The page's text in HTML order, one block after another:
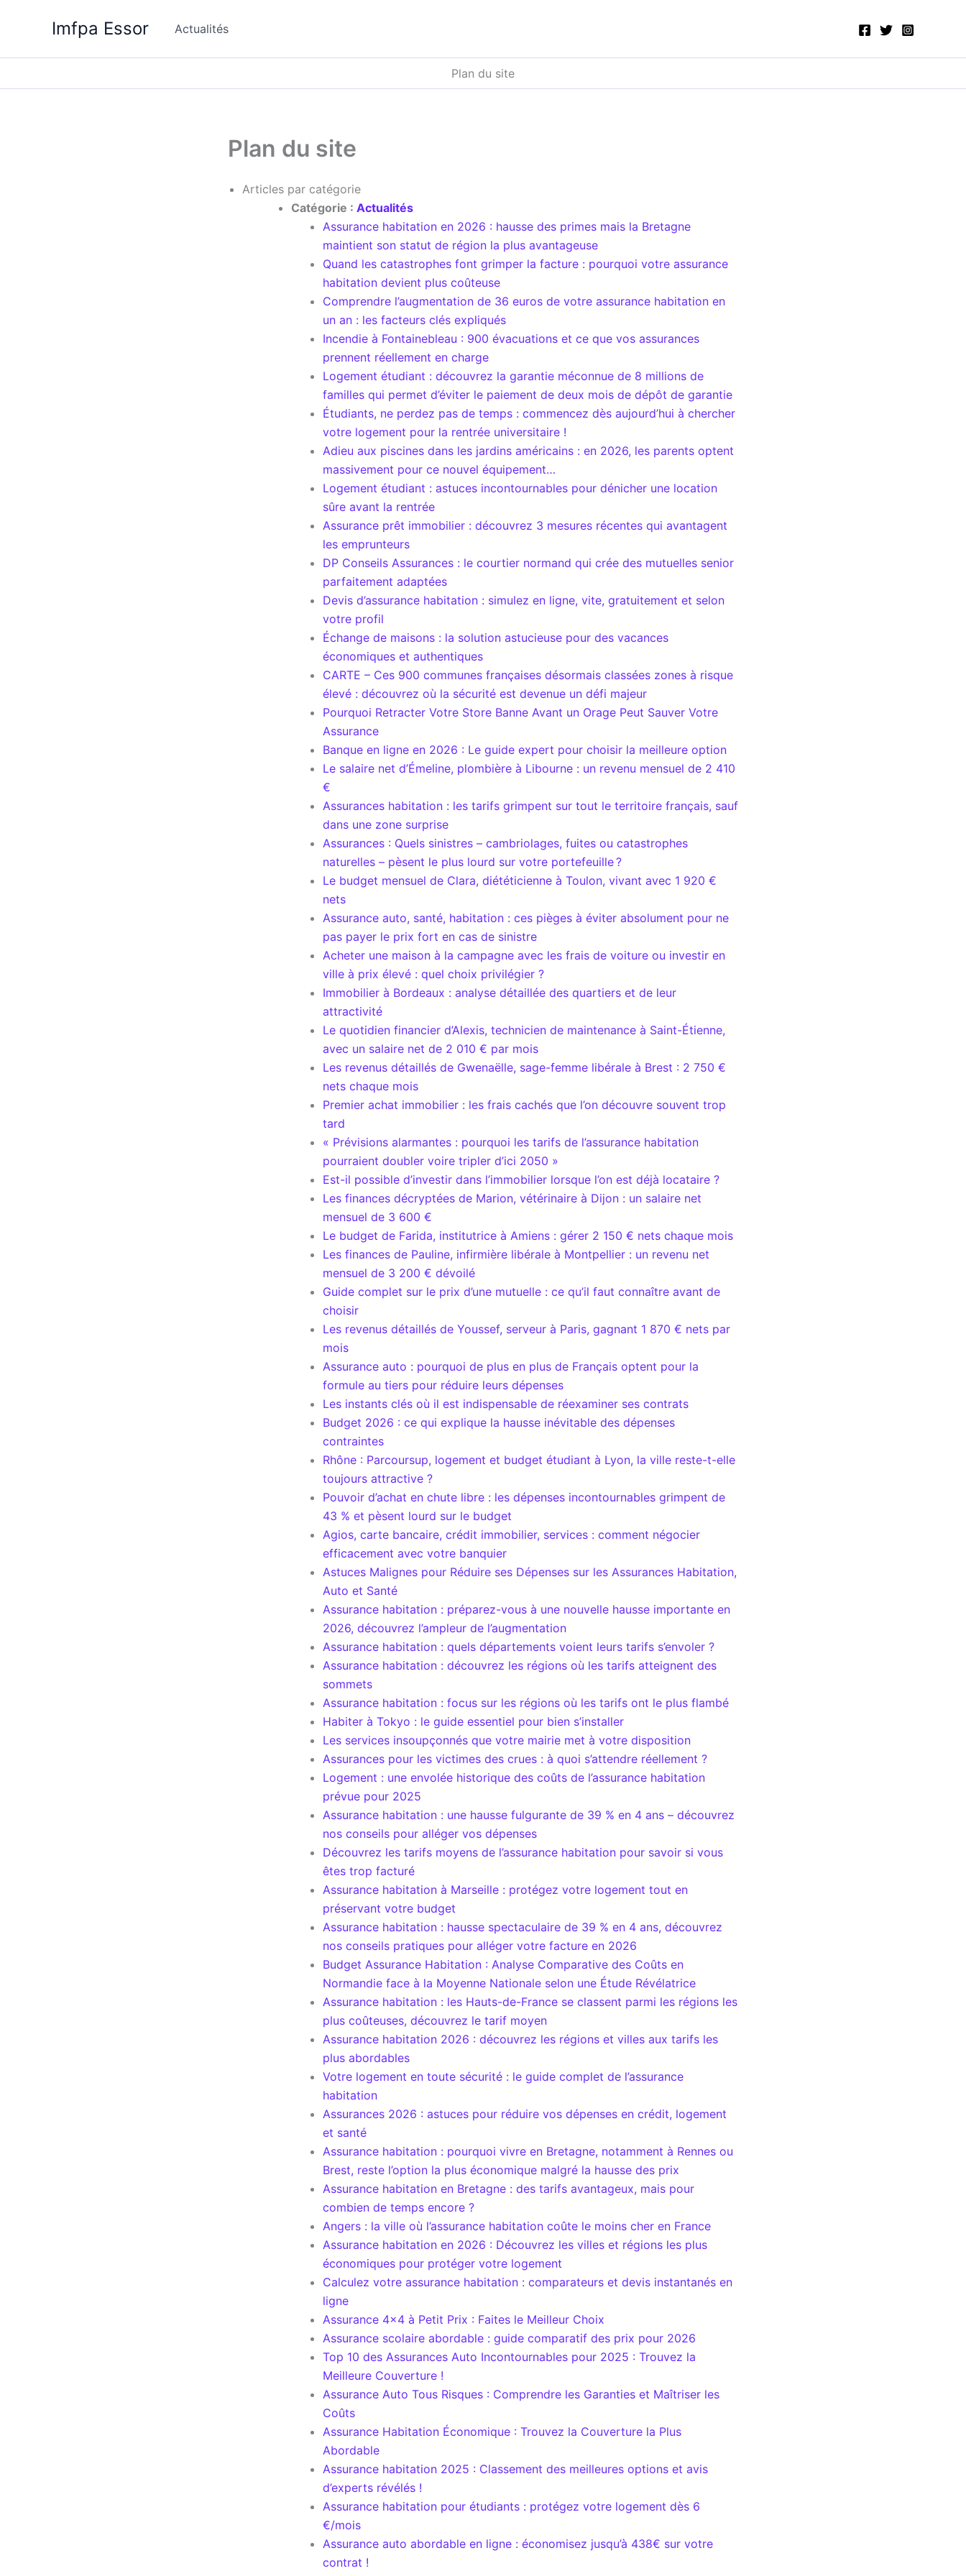
Imfpa Essor Actualités
Plan du site
Plan du site
Articles par catégorie
Catégorie : Actualités
Assurance habitation en 2026 : hausse des primes mais la Bretagne
maintient son statut de région la plus avantageuse
Quand les catastrophes font grimper la facture : pourquoi votre assurance
habitation devient plus coûteuse
Comprendre l’augmentation de 36 euros de votre assurance habitation en
un an : les facteurs clés expliqués
Incendie à Fontainebleau : 900 évacuations et ce que vos assurances
prennent réellement en charge
Logement étudiant : découvrez la garantie méconnue de 8 millions de
familles qui permet d’éviter le paiement de deux mois de dépôt de garantie
Étudiants, ne perdez pas de temps : commencez dès aujourd’hui à chercher
votre logement pour la rentrée universitaire !
Adieu aux piscines dans les jardins américains : en 2026, les parents optent
massivement pour ce nouvel équipement…
Logement étudiant : astuces incontournables pour dénicher une location
sûre avant la rentrée
Assurance prêt immobilier : découvrez 3 mesures récentes qui avantagent
les emprunteurs
DP Conseils Assurances : le courtier normand qui crée des mutuelles senior
parfaitement adaptées
Devis d’assurance habitation : simulez en ligne, vite, gratuitement et selon
votre profil
Échange de maisons : la solution astucieuse pour des vacances
économiques et authentiques
CARTE – Ces 900 communes françaises désormais classées zones à risque
élevé : découvrez où la sécurité est devenue un défi majeur
Pourquoi Retracter Votre Store Banne Avant un Orage Peut Sauver Votre
Assurance
Banque en ligne en 2026 : Le guide expert pour choisir la meilleure option
Le salaire net d’Émeline, plombière à Libourne : un revenu mensuel de 2 410
€
Assurances habitation : les tarifs grimpent sur tout le territoire français, sauf
dans une zone surprise
Assurances : Quels sinistres – cambriolages, fuites ou catastrophes
naturelles – pèsent le plus lourd sur votre portefeuille ?
Le budget mensuel de Clara, diététicienne à Toulon, vivant avec 1 920 €
nets
Assurance auto, santé, habitation : ces pièges à éviter absolument pour ne
pas payer le prix fort en cas de sinistre
Acheter une maison à la campagne avec les frais de voiture ou investir en
ville à prix élevé : quel choix privilégier ?
Immobilier à Bordeaux : analyse détaillée des quartiers et de leur
attractivité
Le quotidien financier d’Alexis, technicien de maintenance à Saint-Étienne,
avec un salaire net de 2 010 € par mois
Les revenus détaillés de Gwenaëlle, sage-femme libérale à Brest : 2 750 €
nets chaque mois
Premier achat immobilier : les frais cachés que l’on découvre souvent trop
tard
« Prévisions alarmantes : pourquoi les tarifs de l’assurance habitation
pourraient doubler voire tripler d’ici 2050 »
Est-il possible d’investir dans l’immobilier lorsque l’on est déjà locataire ?
Les finances décryptées de Marion, vétérinaire à Dijon : un salaire net
mensuel de 3 600 €
Le budget de Farida, institutrice à Amiens : gérer 2 150 € nets chaque mois
Les finances de Pauline, infirmière libérale à Montpellier : un revenu net
mensuel de 3 200 € dévoilé
Guide complet sur le prix d’une mutuelle : ce qu’il faut connaître avant de
choisir
Les revenus détaillés de Youssef, serveur à Paris, gagnant 1 870 € nets par
mois
Assurance auto : pourquoi de plus en plus de Français optent pour la
formule au tiers pour réduire leurs dépenses
Les instants clés où il est indispensable de réexaminer ses contrats
Budget 2026 : ce qui explique la hausse inévitable des dépenses
contraintes
Rhône : Parcoursup, logement et budget étudiant à Lyon, la ville reste-t-elle
toujours attractive ?
Pouvoir d’achat en chute libre : les dépenses incontournables grimpent de
43 % et pèsent lourd sur le budget
Agios, carte bancaire, crédit immobilier, services : comment négocier
efficacement avec votre banquier
Astuces Malignes pour Réduire ses Dépenses sur les Assurances Habitation,
Auto et Santé
Assurance habitation : préparez-vous à une nouvelle hausse importante en
2026, découvrez l’ampleur de l’augmentation
Assurance habitation : quels départements voient leurs tarifs s’envoler ?
Assurance habitation : découvrez les régions où les tarifs atteignent des
sommets
Assurance habitation : focus sur les régions où les tarifs ont le plus flambé
Habiter à Tokyo : le guide essentiel pour bien s’installer
Les services insoupçonnés que votre mairie met à votre disposition
Assurances pour les victimes des crues : à quoi s’attendre réellement ?
Logement : une envolée historique des coûts de l’assurance habitation
prévue pour 2025
Assurance habitation : une hausse fulgurante de 39 % en 4 ans – découvrez
nos conseils pour alléger vos dépenses
Découvrez les tarifs moyens de l’assurance habitation pour savoir si vous
êtes trop facturé
Assurance habitation à Marseille : protégez votre logement tout en
préservant votre budget
Assurance habitation : hausse spectaculaire de 39 % en 4 ans, découvrez
nos conseils pratiques pour alléger votre facture en 2026
Budget Assurance Habitation : Analyse Comparative des Coûts en
Normandie face à la Moyenne Nationale selon une Étude Révélatrice
Assurance habitation : les Hauts-de-France se classent parmi les régions les
plus coûteuses, découvrez le tarif moyen
Assurance habitation 2026 : découvrez les régions et villes aux tarifs les
plus abordables
Votre logement en toute sécurité : le guide complet de l’assurance
habitation
Assurances 2026 : astuces pour réduire vos dépenses en crédit, logement
et santé
Assurance habitation : pourquoi vivre en Bretagne, notamment à Rennes ou
Brest, reste l’option la plus économique malgré la hausse des prix
Assurance habitation en Bretagne : des tarifs avantageux, mais pour
combien de temps encore ?
Angers : la ville où l’assurance habitation coûte le moins cher en France
Assurance habitation en 2026 : Découvrez les villes et régions les plus
économiques pour protéger votre logement
Calculez votre assurance habitation : comparateurs et devis instantanés en
ligne
Assurance 4×4 à Petit Prix : Faites le Meilleur Choix
Assurance scolaire abordable : guide comparatif des prix pour 2026
Top 10 des Assurances Auto Incontournables pour 2025 : Trouvez la
Meilleure Couverture !
Assurance Auto Tous Risques : Comprendre les Garanties et Maîtriser les
Coûts
Assurance Habitation Économique : Trouvez la Couverture la Plus
Abordable
Assurance habitation 2025 : Classement des meilleures options et avis
d’experts révélés !
Assurance habitation pour étudiants : protégez votre logement dès 6
€/mois
Assurance auto abordable en ligne : économisez jusqu’à 438€ sur votre
contrat !